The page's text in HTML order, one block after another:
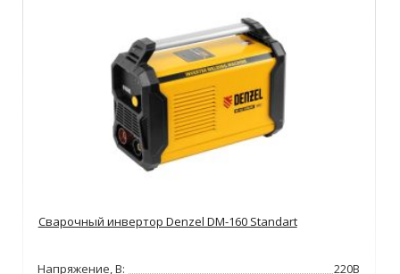
Сварочный инвертор Denzel DM-160 Standart
Напряжение, В:
220В